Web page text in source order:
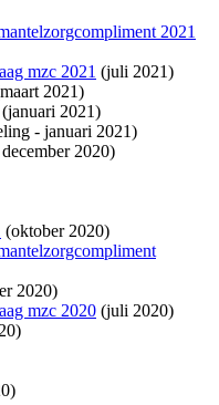
2021
mzc 2021 (juli 2021)
2021)
(januari 2021)
- januari 2021)
2020)
(oktober 2020)
2020)
mzc 2020 (juli 2020)